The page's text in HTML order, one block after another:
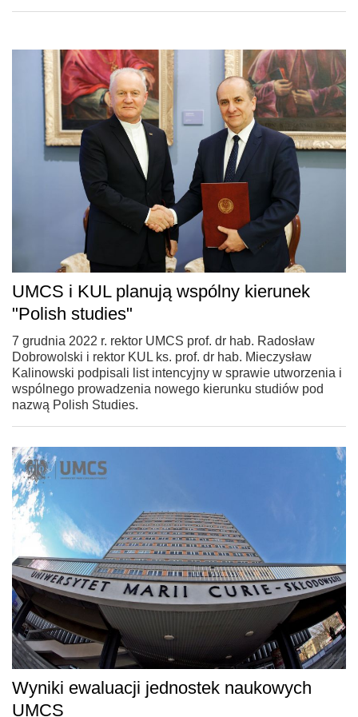
UMCS i KUL planują wspólny kierunek
"Polish studies"
7 grudnia 2022 r. rektor UMCS prof. dr hab. Radosław
Dobrowolski i rektor KUL ks. prof. dr hab. Mieczysław
Kalinowski podpisali list intencyjny w sprawie utworzenia i
wspólnego prowadzenia nowego kierunku studiów pod
nazwą Polish Studies.
Wyniki ewaluacji jednostek naukowych
UMCS